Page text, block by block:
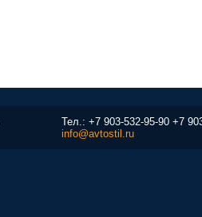
Тел.: +7 903-532-95-90 +7
info@avtostil.ru